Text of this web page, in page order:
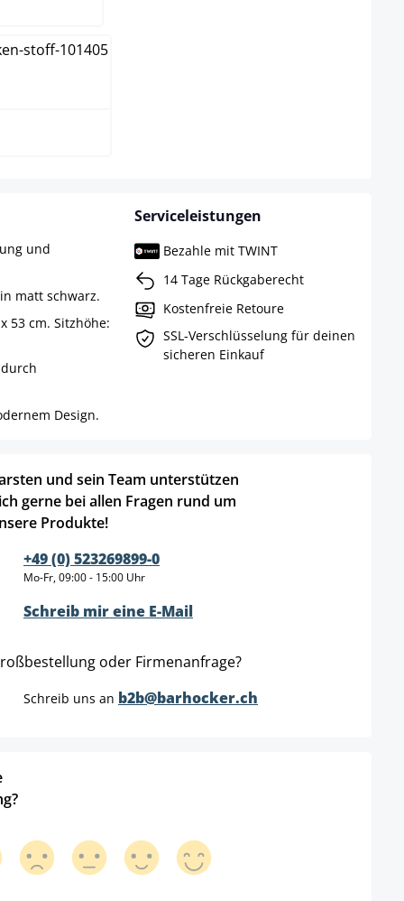
und
matt schwarz.
53 cm. Sitzhöhe:
Design.
Serviceleistungen
Bezahle mit TWINT
14 Tage Rückgaberecht
Kostenfreie Retoure
SSL-Verschlüsselung für deinen
sicheren Einkauf
und sein Team unterstützen
gerne bei allen Fragen rund um
Produkte!
+49 (0) 523269899-0
Mo-Fr, 09:00 - 15:00 Uhr
Schreib mir eine E-Mail
oder Firmenanfrage?
Schreib uns an b2b@barhocker.ch